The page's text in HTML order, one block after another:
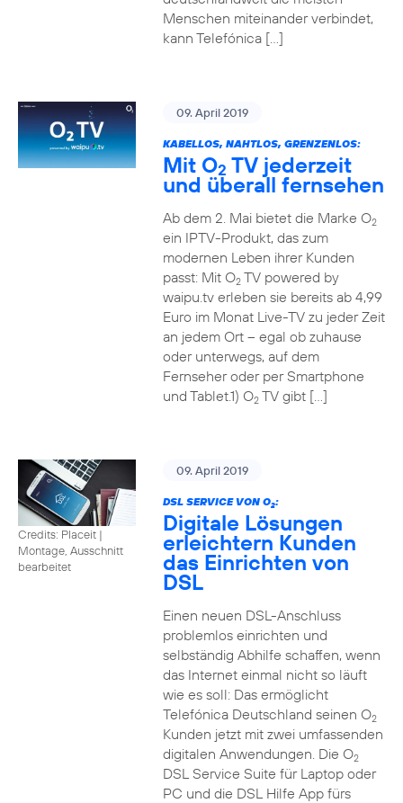
Menschen miteinander verbindet,
kann Telefónica […]
09. April 2019
KABELLOS, NAHTLOS, GRENZENLOS:
Mit O2 TV jederzeit
und überall fernsehen
Ab dem 2. Mai bietet die Marke O2
ein IPTV-Produkt, das zum
modernen Leben ihrer Kunden
passt: Mit O2TV powered by
waipu.tv erleben sie bereits ab 4,99
Euro im Monat Live-TV zu jeder Zeit
an jedem Ort – egal ob zuhause
oder unterwegs, auf dem
Fernseher oder per Smartphone
und Tablet.1) O2TV gibt […]
Credits: Placeit |
Montage, Ausschnitt
bearbeitet
09. April 2019
DSL SERVICE VON O2:
Digitale Lösungen
erleichtern Kunden
das Einrichten von
DSL
Einen neuen DSL-Anschluss
problemlos einrichten und
selbständig Abhilfe schaffen, wenn
das Internet einmal nicht so läuft
wie es soll: Das ermöglicht
Telefónica Deutschland seinen O2
Kunden jetzt mit zwei umfassenden
digitalen Anwendungen. Die O2
DSL Service Suite für Laptop oder
PC und die DSL Hilfe App fürs